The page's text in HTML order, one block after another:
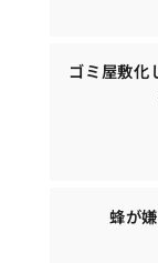
ゴミ屋敷化
蜂が